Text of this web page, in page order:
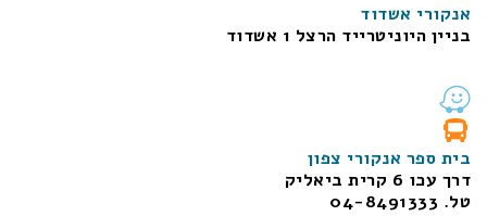
אנקורי אשדוד
בניין היוניטרייד הרצל 1 אשדוד
בית ספר אנקורי צפון
דרך עכו 6 קרית ביאליק
טל. 04-8491333